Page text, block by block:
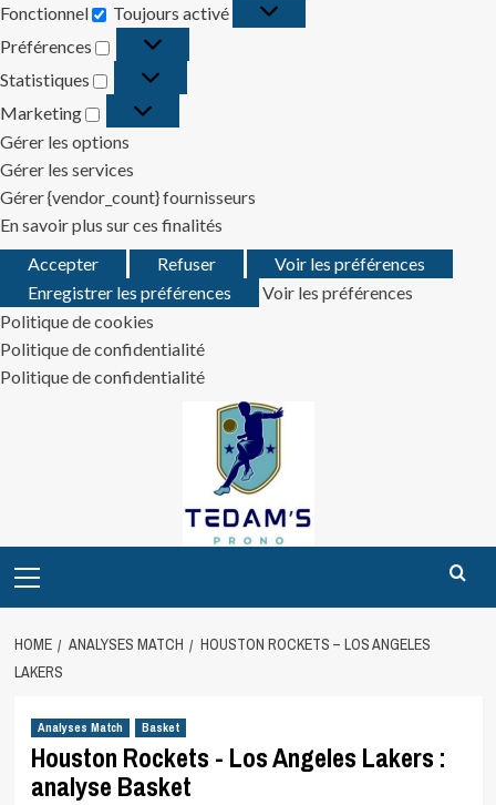
Fonctionnel
Fonctionnel
Toujours activé
Préférences
Préférences
Statistiques
Statistiques
Marketing
Marketing
Gérer les options
Gérer les services
Gérer {vendor_count} fournisseurs
En savoir plus sur ces finalités
Accepter
Refuser
Voir les préférences
Enregistrer les préférences
Voir les préférences
Politique de cookies
Politique de confidentialité
Politique de confidentialité
Menu
HOME ANALYSES MATCH
HOUSTON ROCKETS – LOS ANGELES
LAKERS
Analyses Match Basket
Houston Rockets - Los Angeles Lakers :
analyse Basket